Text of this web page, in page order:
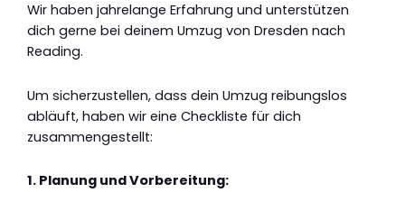
Wir haben jahrelange Erfahrung und unterstützen
dich gerne bei deinem Umzug von Dresden nach
Reading.
Um sicherzustellen, dass dein Umzug reibungslos
abläuft, haben wir eine Checkliste für dich
zusammengestellt:
1. Planung und Vorbereitung: